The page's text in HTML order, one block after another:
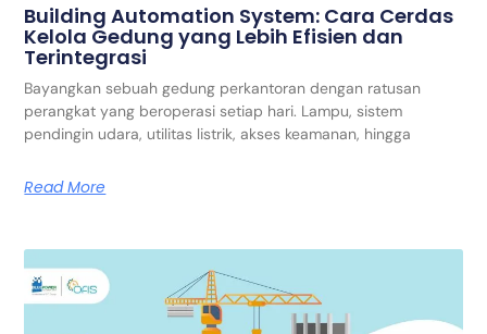
Building Automation System: Cara Cerdas
Kelola Gedung yang Lebih Efisien dan
Terintegrasi
Bayangkan sebuah gedung perkantoran dengan ratusan
perangkat yang beroperasi setiap hari. Lampu, sistem
pendingin udara, utilitas listrik, akses keamanan, hingga
Read More